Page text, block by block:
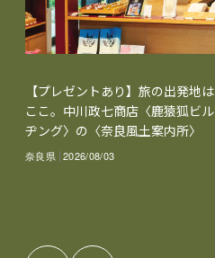
【プレゼントあり】旅の出発地は
ここ。中川政七商店〈鹿猿狐ビル
ヂング〉の〈奈良風土案内所〉
奈良県 2026/08/03